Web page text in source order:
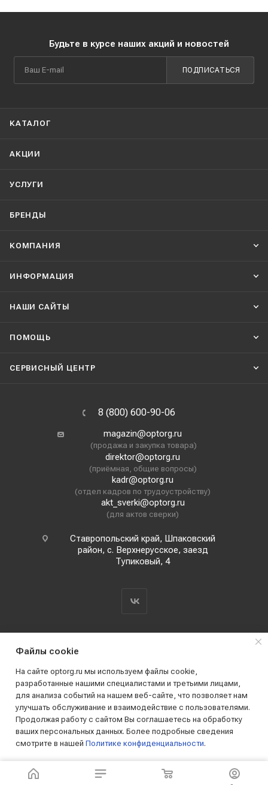
Будьте в курсе наших акций и новостей
ПОДПИСАТЬСЯ
КАТАЛОГ
АКЦИИ
УСЛУГИ
БРЕНДЫ
КОМПАНИЯ
ИНФОРМАЦИЯ
НАШИ CАЙТЫ
ПОМОЩЬ
СЕРВИСНЫЙ ЦЕНТР
8 (800) 600-90-06
magazin@optorg.ru
(продажа и закупка товара)
direktor@optorg.ru
(приёмная, общие вопросы)
kadr@optorg.ru
(отдел кадров по трудоустройству)
akt_sverki@optorg.ru
(для актов сверки)
Ставропольский край, Шпаковский
район, с. Верхнерусское, заезд
Тупиковый, 4
2019 - 2026 © АО КПК "Ставропольстройопторг"
Все права защищены
Файлы cookie
На сайте optorg.ru мы используем файлы cookie,
разработанные нашими специалистами и третьими лицами,
для анализа событий на нашем веб-сайте, что позволяет нам
улучшать обслуживание и взаимодействие с пользователями.
Продолжая работу с сайтом Вы соглашаетесь на обработку
ваших персональных данных. Более подробные сведения
смотрите в нашей Политике конфиденциальности.
ПРИНИМАЮ